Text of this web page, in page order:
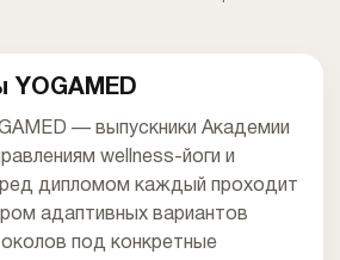
YOGAMED
— выпускники Академии
wellness-йоги и
дипломом каждый проходит
адаптивных вариантов
под конкретные